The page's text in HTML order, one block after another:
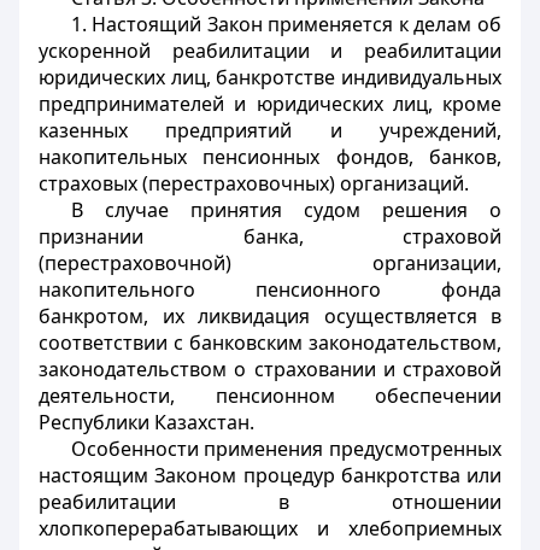
1. Настоящий Закон применяется к делам об
ускоренной реабилитации и реабилитации
юридических лиц, банкротстве индивидуальных
предпринимателей и юридических лиц, кроме
казенных предприятий и учреждений,
накопительных пенсионных фондов, банков,
страховых (перестраховочных) организаций.
В случае принятия судом решения о
признании банка, страховой
(перестраховочной) организации,
накопительного пенсионного фонда
банкротом, их ликвидация осуществляется в
соответствии с банковским законодательством,
законодательством о страховании и страховой
деятельности, пенсионном обеспечении
Республики Казахстан.
Особенности применения предусмотренных
настоящим Законом процедур банкротства или
реабилитации в отношении
хлопкоперерабатывающих и хлебоприемных